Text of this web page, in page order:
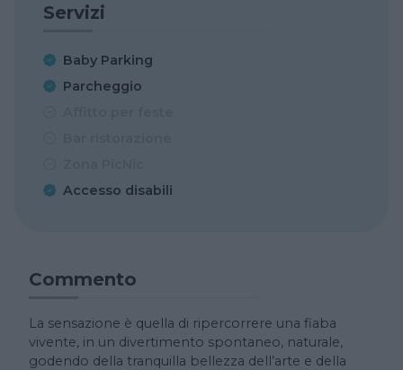
Servizi
Baby Parking
Parcheggio
Accesso disabili
Commento
La sensazione è quella di ripercorrere una fiaba
vivente, in un divertimento spontaneo, naturale,
godendo della tranquilla bellezza dell’arte e della